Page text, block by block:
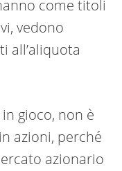
come titoli
vedono
all’aliquota
gioco, non è
azioni, perché
azionario